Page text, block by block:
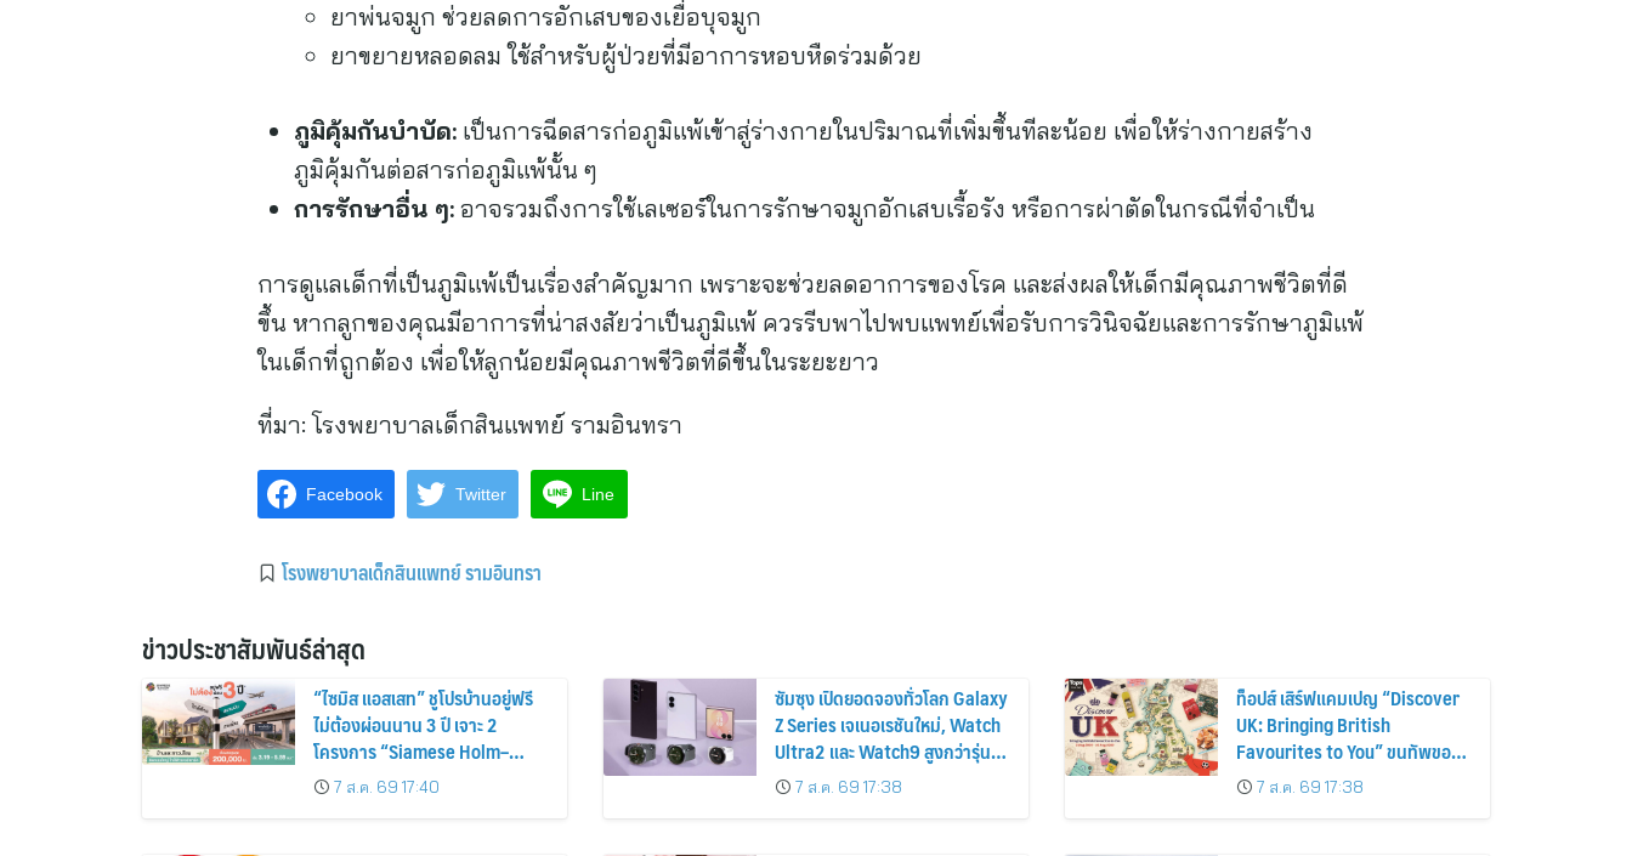
ยาพ่นจมูก ช่วยลดการอักเสบของเยื่อบุจมูก
ยาขยายหลอดลม ใช้สำหรับผู้ป่วยที่มีอาการหอบหืดร่วมด้วย
ภูมิคุ้มกันบำบัด: เป็นการฉีดสารก่อภูมิแพ้เข้าสู่ร่างกายในปริมาณที่เพิ่มขึ้นทีละน้อย เพื่อให้ร่างกายสร้าง
ภูมิคุ้มกันต่อสารก่อภูมิแพ้นั้น ๆ
การรักษาอื่น ๆ: อาจรวมถึงการใช้เลเซอร์ในการรักษาจมูกอักเสบเรื้อรัง หรือการผ่าตัดในกรณีที่จำเป็น
การดูแลเด็กที่เป็นภูมิแพ้เป็นเรื่องสำคัญมาก เพราะจะช่วยลดอาการของโรค และส่งผลให้เด็กมีคุณภาพชีวิตที่ดี
ขึ้น หากลูกของคุณมีอาการที่น่าสงสัยว่าเป็นภูมิแพ้ ควรรีบพาไปพบแพทย์เพื่อรับการวินิจฉัยและการรักษาภูมิแพ้
ในเด็กที่ถูกต้อง เพื่อให้ลูกน้อยมีคุณภาพชีวิตที่ดีขึ้นในระยะยาว
ที่มา: โรงพยาบาลเด็กสินแพทย์ รามอินทรา
Facebook Twitter Line
โรงพยาบาลเด็กสินแพทย์ รามอินทรา
ข่าวประชาสัมพันธ์ล่าสุด
“ไซมิส แอสเสท” ชูโปรบ้านอยู่ฟรี
ไม่ต้องผ่อนนาน 3 ปี เจาะ 2
โครงการ “Siamese Holm–
Siamese Blossom” พร้อม
ส่วนลดและสิทธิพิเศษถึง 31
7 ส.ค. 69 17:40
ซัมซุง เปิดยอดจองทั่วโลก Galaxy
Z Series เจเนอเรชันใหม่, Watch
Ultra2 และ Watch9 สูงกว่ารุ่น
ก่อนหน้ากว่า 30%
7 ส.ค. 69 17:38
ท็อปส์ เสิร์ฟแคมเปญ “Discover
UK: Bringing British
Favourites to You” ขนทัพของ
อร่อยและไอเท็มฮิตจากสหราช
อาณาจักร ส่งตรงถึงมือตั้งแต่วัน
7 ส.ค. 69 17:38